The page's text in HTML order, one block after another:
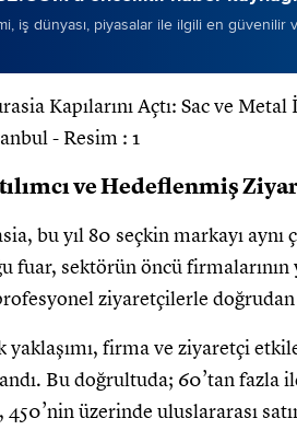
iş dünyası, piyasalar ile ilgili en güvenilir
ve Hedeflenmiş
bu yıl 80 seçkin markayı aynı
fuar, sektörün öncü
ziyaretçilerle
yaklaşımı, firma ve ziyaretçi
Bu doğrultuda; 60’tan
üzerinde uluslararası